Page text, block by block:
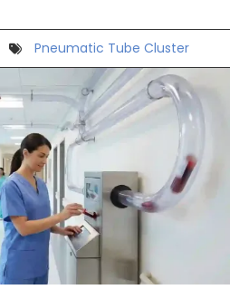
Pneumatic Tube Cluster